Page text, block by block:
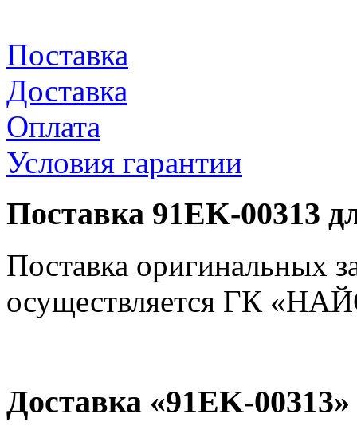
Поставка
Доставка
Оплата
Условия гарантии
Поставка 91EK-00313
Поставка оригинальных
осуществляется ГК
Доставка «91EK-00313»